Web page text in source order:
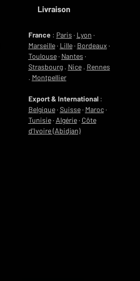
Livraison
France: Paris · Lyon ·
Marseille· Lille· Bordeaux ·
Toulouse· Nantes ·
Strasbourg. Nice. Rennes
. Montpellier
Export & International :
Belgique· Suisse· Maroc·
Tunisie· Algérie· Côte
d'Ivoire (Abidjan)